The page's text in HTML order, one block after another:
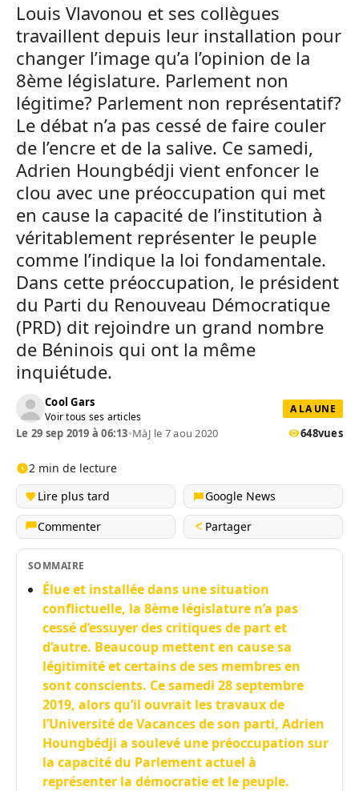
Louis Vlavonou et ses collègues
travaillent depuis leur installation pour
changer l’image qu’a l’opinion de la
8ème législature. Parlement non
légitime? Parlement non représentatif?
Le débat n’a pas cessé de faire couler
de l’encre et de la salive. Ce samedi,
Adrien Houngbédji vient enfoncer le
clou avec une préoccupation qui met
en cause la capacité de l’institution à
véritablement représenter le peuple
comme l’indique la loi fondamentale.
Dans cette préoccupation, le président
du Parti du Renouveau Démocratique
(PRD) dit rejoindre un grand nombre
de Béninois qui ont la même
inquiétude.
Cool Gars
Voir tous ses articles
A LA UNE
Le 29 sep 2019 à 06:13•MàJ le 7 aou 2020 648vues
2 min de lecture
Lire plus tard
Google News
Commenter
Partager
SOMMAIRE
Élue et installée dans une situation
conflictuelle, la 8ème législature n’a pas
cessé d’essuyer des critiques de part et
d’autre. Beaucoup mettent en cause sa
légitimité et certains de ses membres en
sont conscients. Ce samedi 28 septembre
2019, alors qu’il ouvrait les travaux de
l’Université de Vacances de son parti, Adrien
Houngbédji a soulevé une préoccupation sur
la capacité du Parlement actuel à
représenter la démocratie et le peuple.